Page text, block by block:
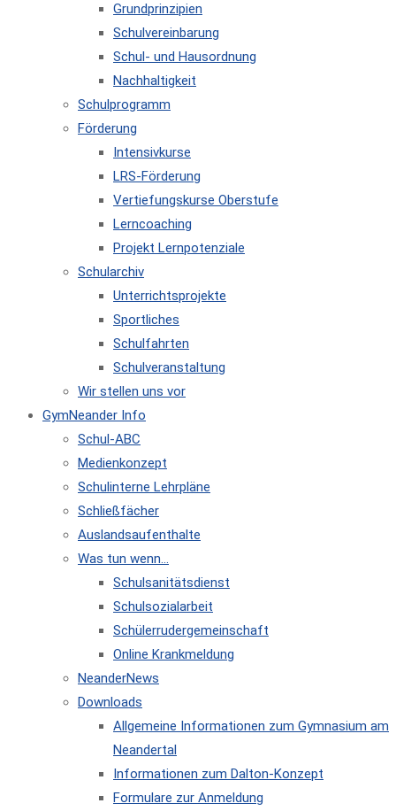
Grundprinzipien
Schulvereinbarung
Schul- und Hausordnung
Nachhaltigkeit
Schulprogramm
Förderung
Intensivkurse
LRS-Förderung
Vertiefungskurse Oberstufe
Lerncoaching
Projekt Lernpotenziale
Schularchiv
Unterrichtsprojekte
Sportliches
Schulfahrten
Schulveranstaltung
Wir stellen uns vor
GymNeander Info
Schul-ABC
Medienkonzept
Schulinterne Lehrpläne
Schließfächer
Auslandsaufenthalte
Was tun wenn…
Schulsanitätsdienst
Schulsozialarbeit
Schülerrudergemeinschaft
Online Krankmeldung
NeanderNews
Downloads
Allgemeine Informationen zum Gymnasium am
Neandertal
Informationen zum Dalton-Konzept
Formulare zur Anmeldung